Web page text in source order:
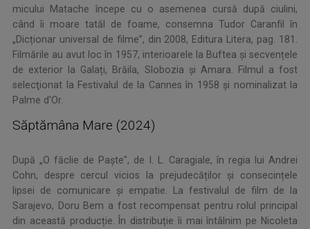
micului Matache începe cu o asemenea cursă după ciulini,
când îi moare tatăl de foame, consemna Tudor Caranfil în
„Dicționar universal de filme”, din 2008, Editura Litera, pag. 181.
Filmările au avut loc în 1957, interioarele la Buftea și secvențele
de exterior la Galați, Brăila, Slobozia și Amara. Filmul a fost
selecţionat la Festivalul de la Cannes în 1958 și nominalizat la
Palme d'Or.
Săptămâna Mare (2024)
După „O făclie de Paște", de I. L. Caragiale, în regia lui Andrei
Cohn, despre cercul vicios la prejudecăților și consecințele
lipsei de comunicare și empatie. La festivalul de film de la
Sarajevo, Doru Bem a fost recompensat pentru rolul principal
din această producție. În distribuție îi mai întâlnim pe Nicoleta